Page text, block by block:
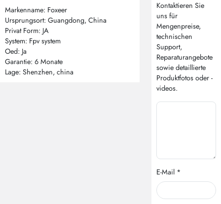
Markenname: Foxeer
Ursprungsort: Guangdong, China
Privat Form: JA
System: Fpv system
Oed: Ja
Garantie: 6 Monate
Lage: Shenzhen, china
Kontaktieren Sie
uns für
Mengenpreise,
technischen
Support,
Reparaturangebote
sowie detaillierte
Produktfotos oder -
videos.
E-Mail *